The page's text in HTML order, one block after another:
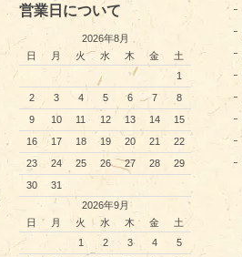
営業日について
2026年8月
日
月 火 水 木 金
土
1
2
3 4 5 6 7
8
9
10 11 12 13 14
15
16
17 18 19 20 21
22
23
24 25 26 27 28
29
30
31
2026年9月
日
月 火 水 木 金
土
1
2 3 4
5